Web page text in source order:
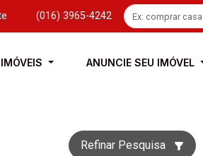
(016) 3965-4242
IMÓVEIS ANUNCIE SEU IMÓVEL
Refinar Pesquisa